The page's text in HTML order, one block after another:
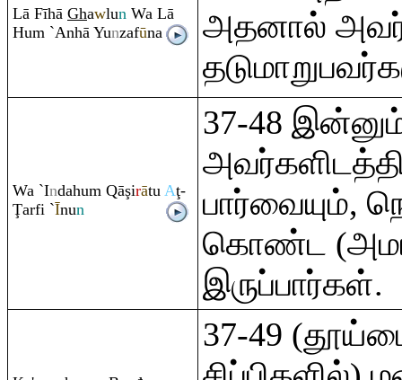
Lā Fīhā Ghawlun Wa Lā
Hum `Anhā Yunzafūna
அதனால்
Wa `Indahum Qāşirātu Aţ-
Ţarfi `Īnun
37-48
பார்வையும்,
கொண்ட (அமர
இருப்பார்கள்.
37-49